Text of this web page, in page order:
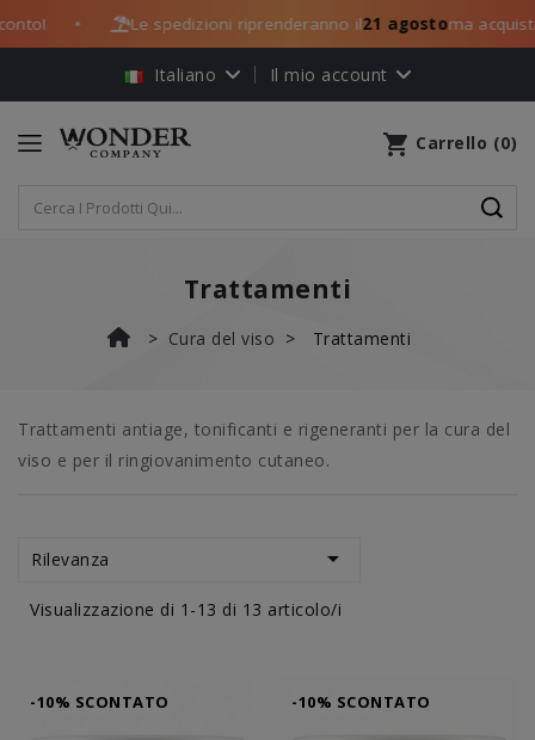
Le spedizioni riprenderanno il21 agostoma acquista
Italiano Il mio account
shopping_cart Carrello (0)
Trattamenti
Cura del viso Trattamenti
Trattamenti antiage, tonificanti e rigeneranti per la cura del
viso e per il ringiovanimento cutaneo.
Rilevanza 
Visualizzazione di 1-13 di 13 articolo/i
-10% SCONTATO -10% SCONTATO